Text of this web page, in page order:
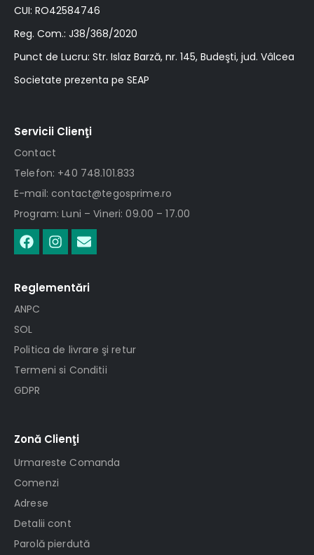
CUI: RO42584746
Reg. Com.: J38/368/2020
Punct de Lucru: Str. Islaz Barză, nr. 145, Budeşti, jud. Vâlcea
Societate prezenta pe SEAP
Servicii Clienţi
Contact
Telefon: +40 748.101.833
E-mail: contact@tegosprime.ro
Program: Luni – Vineri: 09.00 – 17.00
Reglementări
ANPC
SOL
Politica de livrare şi retur
Termeni si Conditii
GDPR
Zonă Clienţi
Urmareste Comanda
Comenzi
Adrese
Detalii cont
Parolă pierdută